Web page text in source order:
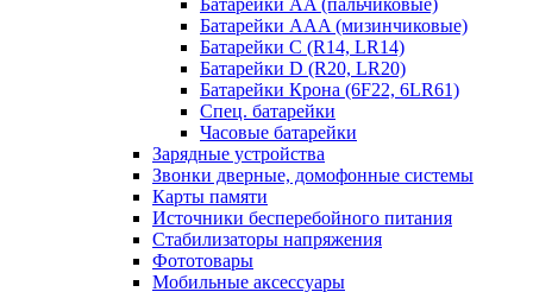
Батарейки AA (пальчиковые)
Батарейки AAA (мизинчиковые)
Батарейки C (R14, LR14)
Батарейки D (R20, LR20)
Батарейки Крона (6F22, 6LR61)
Спец. батарейки
Часовые батарейки
Зарядные устройства
Звонки дверные, домофонные системы
Карты памяти
Источники бесперебойного питания
Стабилизаторы напряжения
Фототовары
Мобильные аксессуары